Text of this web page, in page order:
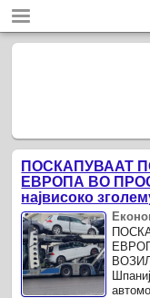
ПОСКАПУВААТ
ЕВРОПА ВО
највисоко
Италија